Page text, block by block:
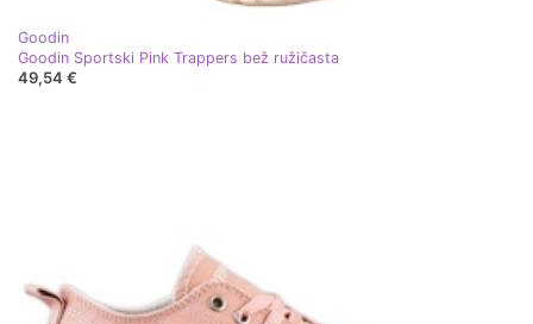
Goodin
Goodin Sportski Pink Trappers bež ružičasta
49,54 €